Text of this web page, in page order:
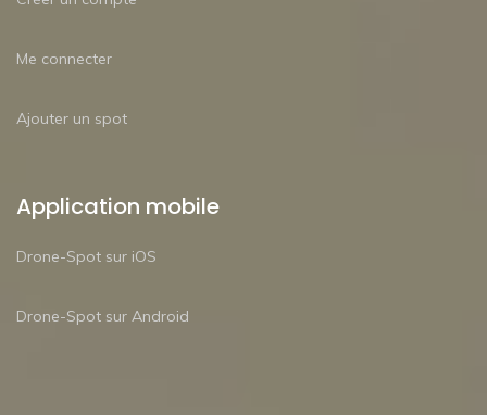
Me connecter
Ajouter un spot
Application mobile
Drone-Spot sur iOS
Drone-Spot sur Android